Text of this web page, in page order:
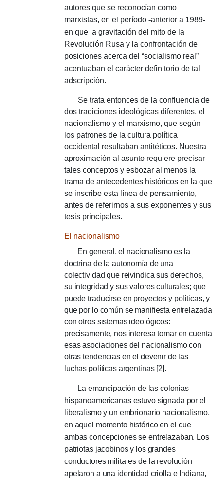
autores que se reconocían como
marxistas, en el período -anterior a 1989-
en que la gravitación del mito de la
Revolución Rusa y la confrontación de
posiciones acerca del “socialismo real”
acentuaban el carácter definitorio de tal
adscripción.
Se trata entonces de la confluencia de
dos tradiciones ideológicas diferentes, el
nacionalismo y el marxismo, que según
los patrones de la cultura política
occidental resultaban antitéticos. Nuestra
aproximación al asunto requiere precisar
tales conceptos y esbozar al menos la
trama de antecedentes históricos en la que
se inscribe esta línea de pensamiento,
antes de referirnos a sus exponentes y sus
tesis principales.
El nacionalismo
En general, el nacionalismo es la
doctrina de la autonomía de una
colectividad que reivindica sus derechos,
su integridad y sus valores culturales; que
puede traducirse en proyectos y políticas, y
que por lo común se manifiesta entrelazada
con otros sistemas ideológicos:
precisamente, nos interesa tomar en cuenta
esas asociaciones del nacionalismo con
otras tendencias en el devenir de las
luchas políticas argentinas [2].
La emancipación de las colonias
hispanoamericanas estuvo signada por el
liberalismo y un embrionario nacionalismo,
en aquel momento histórico en el que
ambas concepciones se entrelazaban. Los
patriotas jacobinos y los grandes
conductores militares de la revolución
apelaron a una identidad criolla e Indiana,